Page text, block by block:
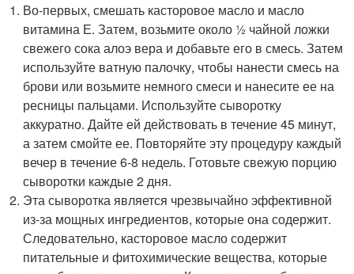
Во-первых, смешать касторовое масло и масло
витамина Е. Затем, возьмите около ½ чайной ложки
свежего сока алоэ вера и добавьте его в смесь. Затем
используйте ватную палочку, чтобы нанести смесь на
брови или возьмите немного смеси и нанесите ее на
ресницы пальцами. Используйте сыворотку
аккуратно. Дайте ей действовать в течение 45 минут,
а затем смойте ее. Повторяйте эту процедуру каждый
вечер в течение 6-8 недель. Готовьте свежую порцию
сыворотки каждые 2 дня.
Эта сыворотка является чрезвычайно эффективной
из-за мощных ингредиентов, которые она содержит.
Следовательно, касторовое масло содержит
питательные и фитохимические вещества, которые